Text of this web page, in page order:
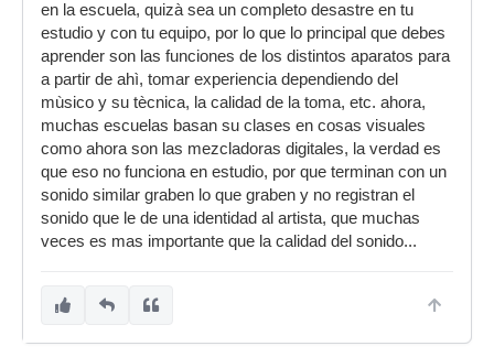
en la escuela, quizà sea un completo desastre en tu
estudio y con tu equipo, por lo que lo principal que debes
aprender son las funciones de los distintos aparatos para
a partir de ahì, tomar experiencia dependiendo del
mùsico y su tècnica, la calidad de la toma, etc. ahora,
muchas escuelas basan su clases en cosas visuales
como ahora son las mezcladoras digitales, la verdad es
que eso no funciona en estudio, por que terminan con un
sonido similar graben lo que graben y no registran el
sonido que le de una identidad al artista, que muchas
veces es mas importante que la calidad del sonido...